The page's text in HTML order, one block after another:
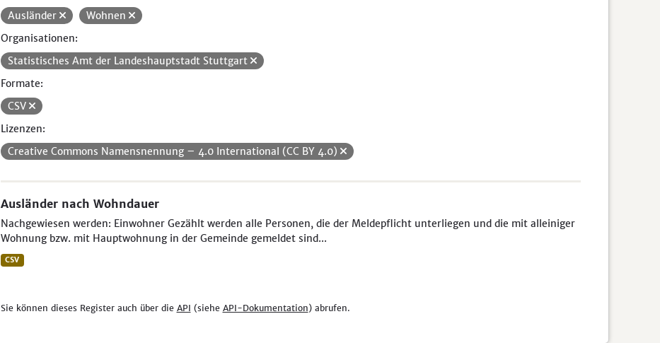
Ausländer
Wohnen
Organisationen:
Statistisches Amt der Landeshauptstadt Stuttgart
Formate:
CSV
Lizenzen:
Creative Commons Namensnennung – 4.0 International (CC BY 4.0)
Ausländer nach Wohndauer
Nachgewiesen werden: Einwohner Gezählt werden alle Personen, die der Meldepflicht unterliegen und die mit alleiniger
Wohnung bzw. mit Hauptwohnung in der Gemeinde gemeldet sind...
CSV
Sie können dieses Register auch über die API (siehe API-Dokumentation) abrufen.